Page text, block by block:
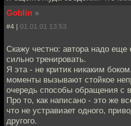
Goblin »
#4 | 01.01.01 13:53
Скажу честно: автора надо еще
сильно тренировать.
Я эта - не критик никаким
моменты вызывают стойкое
очередь способы обращения с
Про то, как написано - это же
что не устравиает одного,
другого.